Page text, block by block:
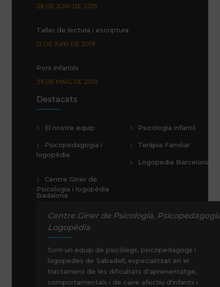
28 DE JUNY DE 2019
Taller de lectura i escriptura
12 DE JUNY DE 2019
Pors infantils
29 DE MAIG DE 2019
Destacats
El nostre equip Psicologia infantil
Psicopedagogia i
logopèdia
Teràpia Familiar
Logopedia Barcelona
Centre Giner de
Psicologia i logopèdia
Badalona
Centre Giner de Psicologia,
Logopèdia
Som un equip de psicòlegs, psicopedagogs i
logopedes de Sabadell, especialitzat en el
tractament de les dificultats d'aprenentatge,
comportamentals i de caire afectiu d'infants i